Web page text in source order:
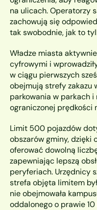
na ulicach. Operatorzy
zachowują się
tak swobodnie, jak to
Władze miasta
cyfrowymi i
w ciągu pierwszych
obejmują strefy zakazu
parkowania w parkach
ograniczonej prędkości
Limit 500 pojazdów
obszarów gminy, dzięki
oferować dowolną
zapewniając lepszą
peryferiach. Urzędnicy
strefa objęta limitem
nie obejmowała
oddalonego o prawie